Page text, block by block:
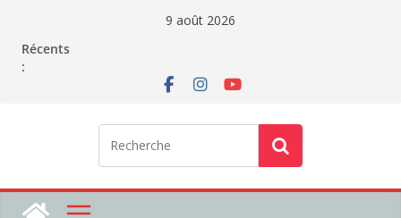
contenu
9 août 2026
Récents
: